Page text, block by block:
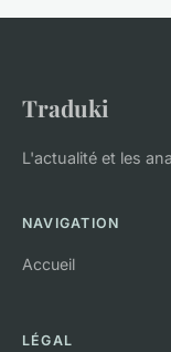
Traduki
L'actualité et les
NAVIGATION
Accueil
LÉGAL